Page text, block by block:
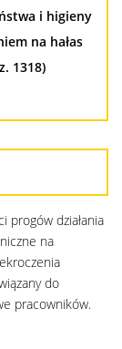
i higieny
na hałas
1318)
progów działania
na
do
pracowników.